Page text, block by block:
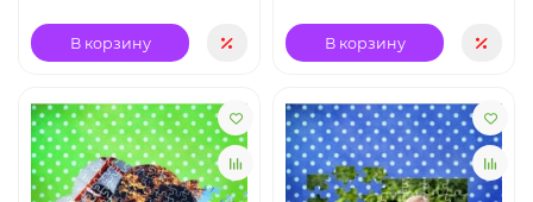
В корзину В корзину